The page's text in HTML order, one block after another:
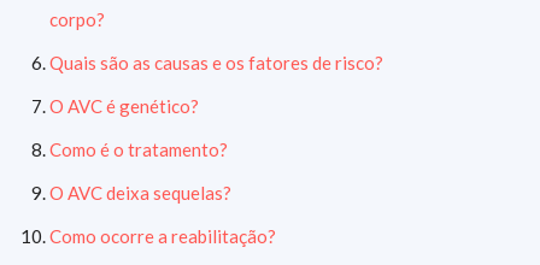
corpo?
Quais são as causas e os fatores de risco?
O AVC é genético?
Como é o tratamento?
O AVC deixa sequelas?
Como ocorre a reabilitação?